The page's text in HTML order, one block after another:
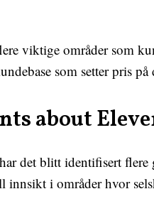
viktige områder som
som setter pris på
about
det blitt identifisert flere
i områder hvor